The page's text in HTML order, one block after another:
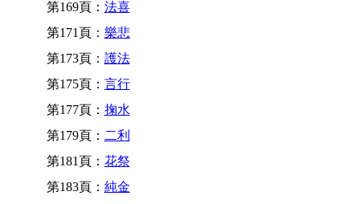
第169頁： 法喜
第171頁： 樂悲
第173頁： 護法
第175頁： 言行
第177頁： 掬水
第179頁： 二利
第181頁： 花祭
第183頁： 純金